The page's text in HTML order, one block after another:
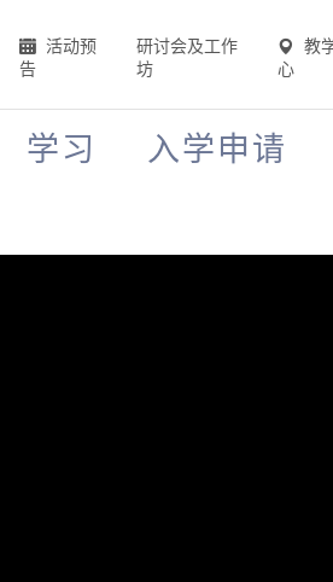
活动预
告
研讨会及工作
坊
教
心
学习 入学申请